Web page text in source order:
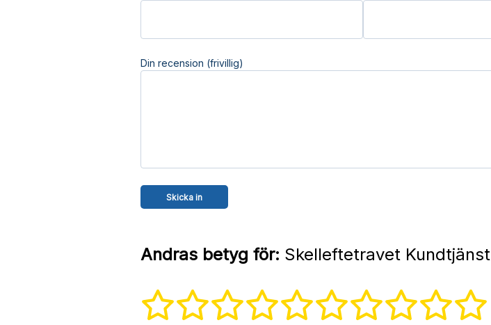
Din recension (frivillig)
Andras betyg för: Skelleftetravet Kundtjänst